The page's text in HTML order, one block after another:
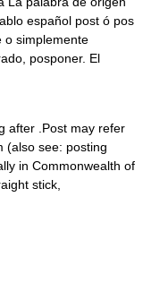
español post ó pos
o simplemente
posponer. El
after .Post may refer
(also see: posting
in Commonwealth of
stick,